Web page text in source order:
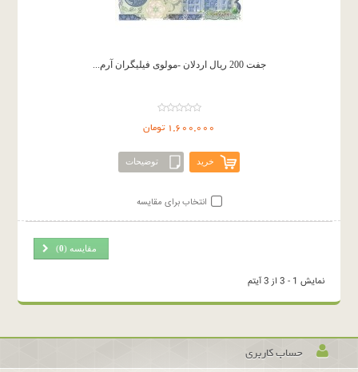
جفت 200 ریال اردلان -مولوی فیلیگران آرم...
1,600,000 تومان
خرید توضیحات
انتخاب برای مقایسه
مقایسه (0
)
نمایش 1 - 3 از 3 آیتم
حساب کاربری